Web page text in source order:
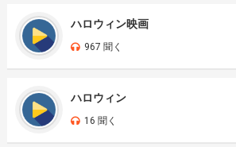
ハロウィン映画
967 聞く
ハロウィン
16 聞く